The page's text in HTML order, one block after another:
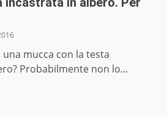
una mucca con la testa
Probabilmente non lo...